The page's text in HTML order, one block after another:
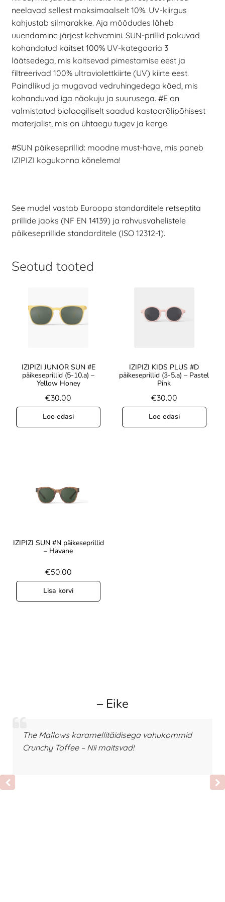
neelavad sellest maksimaalselt 10%. UV-kiirgus
kahjustab silmarakke. Aja möödudes läheb
uuendamine järjest kehvemini. SUN-prillid pakuvad
kohandatud kaitset 100% UV-kategooria 3
läätsedega, mis kaitsevad pimestamise eest ja
filtreerivad 100% ultraviolettkiirte (UV) kiirte eest.
Paindlikud ja mugavad vedruhingedega käed, mis
kohanduvad iga näokuju ja suurusega. #E on
valmistatud bioloogiliselt saadud kastoorõlipõhisest
materjalist, mis on ühtaegu tugev ja kerge.
#SUN päikeseprillid: moodne must-have, mis paneb
IZIPIZI kogukonna kõnelema!
See mudel vastab Euroopa standarditele retseptita
prillide jaoks (NF EN 14139) ja rahvusvahelistele
päikeseprillide standarditele (ISO 12312-1).
Seotud tooted
IZIPIZI JUNIOR SUN #E
päikeseprillid (5-10.a) –
Yellow Honey
€30.00
Loe edasi
IZIPIZI KIDS PLUS #D
päikeseprillid (3-5.a) – Pastel
Pink
€30.00
Loe edasi
IZIPIZI SUN #N päikeseprillid
– Havane
€50.00
Lisa korvi
– Eike
The Mallows karamellitäidisega vahukommid
Crunchy Toffee – Nii maitsvad!